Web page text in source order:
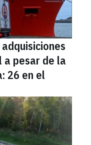
pesar de la
26 en el